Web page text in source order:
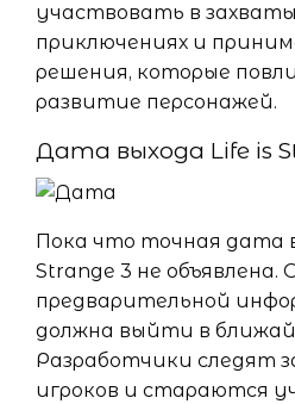
участвовать в
приключениях и
решения, которые
развитие персонажей.
Дата выхода Life is
Пока что точная дата
Strange 3 не объявлена.
предварительной
должна выйти в
Разработчики следят
игроков и стараются